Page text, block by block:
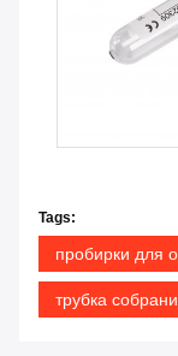
Tags:
пробирки для
трубка